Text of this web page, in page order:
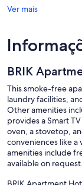
Ver mais
BRIK
This smoke-free
laundry facilities,
Other amenities
provides a Smart
oven, a stovetop,
conveniences like
amenities include
available on request.
BRIK Apartment